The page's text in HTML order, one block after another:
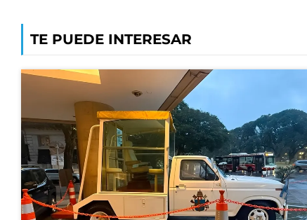
TE PUEDE INTERESAR